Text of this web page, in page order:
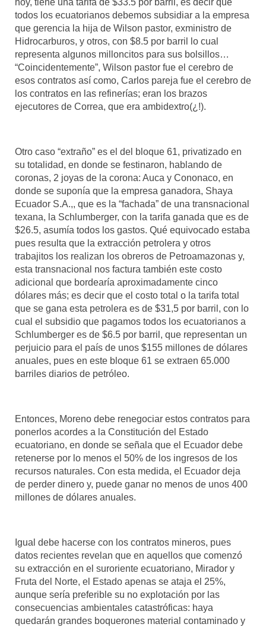
hoy, tiene una tarifa de $33.5 por barril, es decir que
todos los ecuatorianos debemos subsidiar a la empresa
que gerencia la hija de Wilson pastor, exministro de
Hidrocarburos, y otros, con $8.5 por barril lo cual
representa algunos milloncitos para sus bolsillos…
“Coincidentemente”, Wilson pastor fue el cerebro de
esos contratos así como, Carlos pareja fue el cerebro de
los contratos en las refinerías; eran los brazos
ejecutores de Correa, que era ambidextro(¿!).
Otro caso “extraño” es el del bloque 61, privatizado en
su totalidad, en donde se festinaron, hablando de
coronas, 2 joyas de la corona: Auca y Cononaco, en
donde se suponía que la empresa ganadora, Shaya
Ecuador S.A.,, que es la “fachada” de una transnacional
texana, la Schlumberger, con la tarifa ganada que es de
$26.5, asumía todos los gastos. Qué equivocado estaba
pues resulta que la extracción petrolera y otros
trabajitos los realizan los obreros de Petroamazonas y,
esta transnacional nos factura también este costo
adicional que bordearía aproximadamente cinco
dólares más; es decir que el costo total o la tarifa total
que se gana esta petrolera es de $31,5 por barril, con lo
cual el subsidio que pagamos todos los ecuatorianos a
Schlumberger es de $6.5 por barril, que representan un
perjuicio para el país de unos $155 millones de dólares
anuales, pues en este bloque 61 se extraen 65.000
barriles diarios de petróleo.
Entonces, Moreno debe renegociar estos contratos para
ponerlos acordes a la Constitución del Estado
ecuatoriano, en donde se señala que el Ecuador debe
retenerse por lo menos el 50% de los ingresos de los
recursos naturales. Con esta medida, el Ecuador deja
de perder dinero y, puede ganar no menos de unos 400
millones de dólares anuales.
Igual debe hacerse con los contratos mineros, pues
datos recientes revelan que en aquellos que comenzó
su extracción en el suroriente ecuatoriano, Mirador y
Fruta del Norte, el Estado apenas se ataja el 25%,
aunque sería preferible su no explotación por las
consecuencias ambientales catastróficas: haya
quedarán grandes boquerones material contaminado y